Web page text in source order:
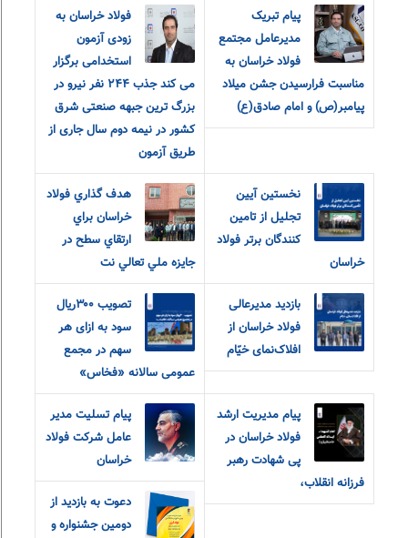
پیام تبریک
مدیرعامل مجتمع
فولاد خراسان به
مناسبت فرارسیدن جشن میلاد
پیامبر(ص) و امام صادق(ع)
فولاد خراسان به
زودی آزمون
استخدامی برگزار
می کند جذب ٢۴۴ نفر نیرو در
بزرگ ترین جبهه صنعتی شرق
کشور در نیمه دوم سال جاری از
طریق آزمون
نخستین آیین
تجلیل از تامین
کنندگان برتر فولاد
خراسان
هدف گذاري فولاد
خراسان براي
جايزه ملي تعالي نت
بازدید مدیرعالی
فولاد خراسان از
افلاک‌نمای خیّام
تصویب ۳۰۰ریال
سود به ازای هر
سهم در مجمع
عمومی سالانه «فخاس»
پیام مدیریت ارشد
فولاد خراسان در
پی شهادت رهبر
فرزانه انقلاب،
پیام تسلیت مدیر
عامل شرکت فولاد
خراسان
دعوت به بازدید از
دومین جشنواره و